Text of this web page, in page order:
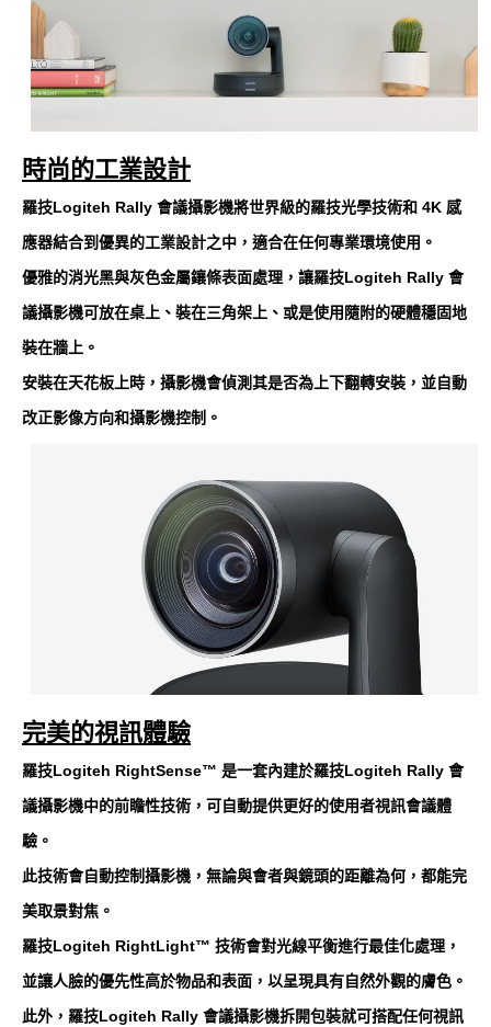
時尚的工業設計
羅技Logiteh Rally 會議攝影機將世界級的羅技光學技術和 4K 感
應器結合到優異的工業設計之中，適合在任何專業環境使用。
優雅的消光黑與灰色金屬鑲條表面處理，讓羅技Logiteh Rally 會
議攝影機可放在桌上、裝在三角架上、或是使用隨附的硬體穩固地
裝在牆上。
安裝在天花板上時，攝影機會偵測其是否為上下翻轉安裝，並自動
改正影像方向和攝影機控制。
完美的視訊體驗
羅技Logiteh RightSense™ 是一套內建於羅技Logiteh Rally 會
議攝影機中的前瞻性技術，可自動提供更好的使用者視訊會議體
驗。
此技術會自動控制攝影機，無論與會者與鏡頭的距離為何，都能完
美取景對焦。
羅技Logiteh RightLight™ 技術會對光線平衡進行最佳化處理，
並讓人臉的優先性高於物品和表面，以呈現具有自然外觀的膚色。
此外，羅技Logiteh Rally 會議攝影機拆開包裝就可搭配任何視訊